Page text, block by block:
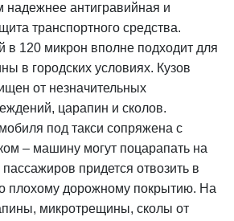
надежнее антигравийная и
транспортного средства.
в 120 микрон вполне подходит для
в городских условиях. Кузов
от незначительных
царапин и сколов.
под такси сопряжена с
– машину могут поцарапать на
придется отвозить в
плохому дорожному покрытию. На
микротрещины, сколы от